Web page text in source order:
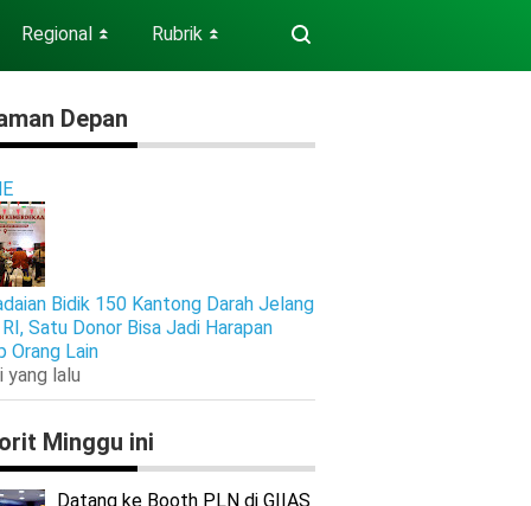
Regional ⏬ Rubrik ⏬
Depan
Bidik 150 Kantong Darah Jelang
Satu Donor Bisa Jadi Harapan
Orang Lain
yang lalu
Minggu ini
Datang ke Booth PLN di GIIAS